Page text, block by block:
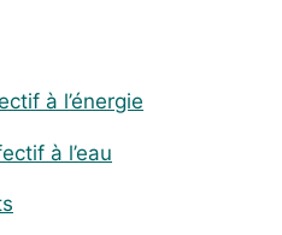
à l’énergie
à l’eau